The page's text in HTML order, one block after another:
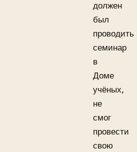
должен
был
проводить
семинар
в
Доме
учёных,
не
смог
провести
свою